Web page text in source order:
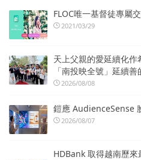
FLOC唯一基督徒專屬
2021/03/29
天上父親的愛延續化
「南投映全號」延續善
2026/08/08
鎧應 AudienceSense
2026/08/07
HDBank 取得越南歷